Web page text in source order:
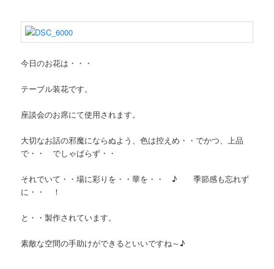
今日のお花は・・・
テーブル装花です。
座談会のお席にて使用されます。
大切なお話の邪魔にならぬよう、色は控えめ・・でかつ、上品
で・・ でしゃばらず・・
それでいて・・場に彩りを・・華を・・ ♪ 季節感も忘れず
に・・ ！
と・・製作されています。
素敵な空間の手助けができるといいですね～♪